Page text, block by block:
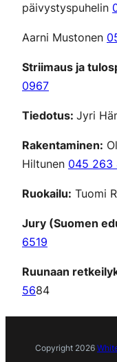
päivystyspuhelin
Aarni Mustonen
Striimaus ja
0967
Tiedotus: Jyri
Rakentaminen:
Hiltunen 045 263
Ruokailu: Tuomi
Jury (Suomen
6519
Ruunaan
5684
Copyright 2026